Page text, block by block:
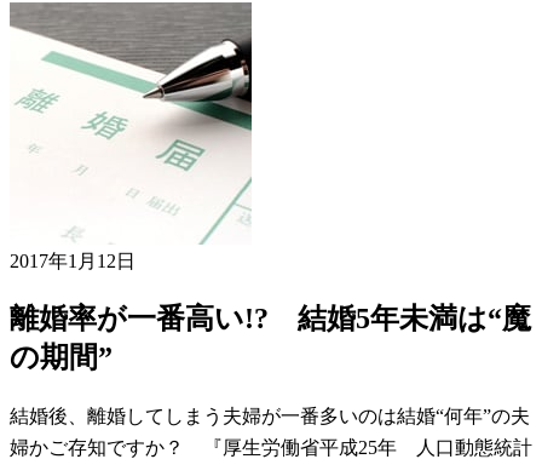
2017年1月12日
離婚率が一番高い!? 結婚5年未満は“魔
の期間”
結婚後、離婚してしまう夫婦が一番多いのは結婚“何年”の夫
婦かご存知ですか？ 『厚生労働省平成25年 人口動態統計